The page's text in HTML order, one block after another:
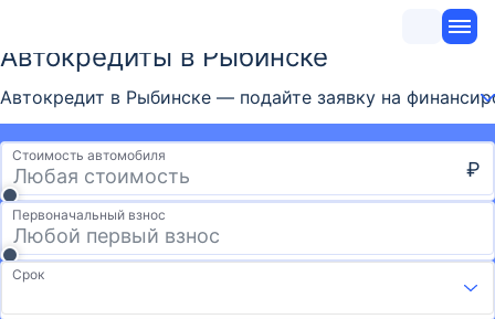
Автокредиты в Рыбинске
Автокредит в Рыбинске — подайте заявку на
Стоимость автомобиля
₽
Первоначальный взнос
Срок